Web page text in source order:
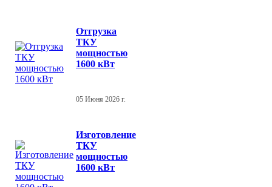
Отгрузка
ТКУ
мощностью
1600 кВт
05 Июня 2026 г.
Изготовление
ТКУ
мощностью
1600 кВт